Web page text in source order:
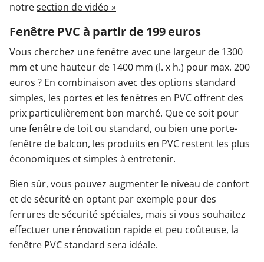
LA VIDÉO
notresection de vidéo »
Fenêtre PVC à partir de 199 euros
Vous cherchez une fenêtre avec une largeur de 1300
mm et une hauteur de 1400 mm (l. x h.) pour max. 200
euros ? En combinaison avec des options standard
simples, les portes et les fenêtres en PVC offrent des
prix particulièrement bon marché. Que ce soit pour
une fenêtre de toit ou standard, ou bien une porte-
fenêtre de balcon, les produits en PVC restent les plus
économiques et simples à entretenir.
Bien sûr, vous pouvez augmenter le niveau de confort
et de sécurité en optant par exemple pour des
ferrures de sécurité spéciales, mais si vous souhaitez
effectuer une rénovation rapide et peu coûteuse, la
fenêtre PVC standard sera idéale.